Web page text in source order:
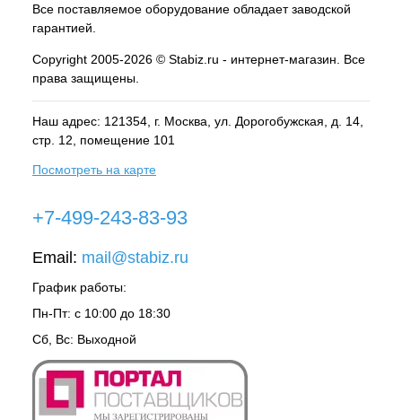
Все поставляемое оборудование обладает заводской
гарантией.
Copyright 2005-2026 © Stabiz.ru - интернет-магазин. Все
права защищены.
Наш адрес: 121354, г. Москва , ул. Дорогобужская, д. 14,
стр. 12, помещение 101
Посмотреть на карте
+7-499-243-83-93
Email: mail@stabiz.ru
График работы:
Пн-Пт: с 10:00 до 18:30
Сб, Вс: Выходной